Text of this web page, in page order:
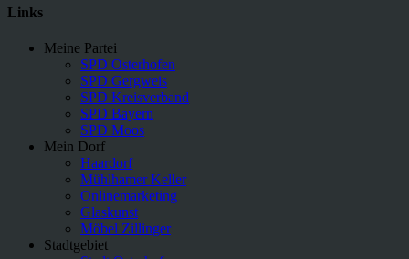
Links
Meine Partei
SPD Osterhofen
SPD Gergweis
SPD Kreisverband
SPD Bayern
SPD Moos
Mein Dorf
Haardorf
Mühlhamer Keller
Onlinemarketing
Glaskunst
Möbel Zillinger
Stadtgebiet